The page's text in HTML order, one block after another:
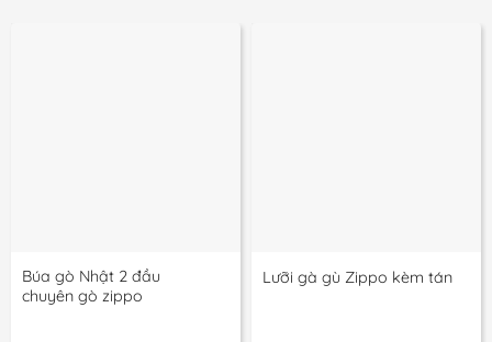
Búa gò Nhật 2 đầu
chuyên gò zippo
Lưỡi gà gù Zippo kèm tán